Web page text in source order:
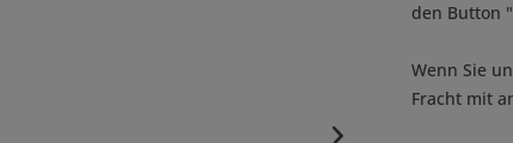
den Button
Wenn Sie
Fracht mit